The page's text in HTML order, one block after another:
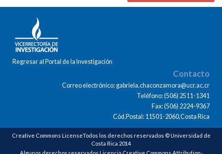
Regresar al Portal de la Investigación
Contacto
Correo electrónico: gabriela.chaconzamora@ucr.ac.cr
Teléfono: (506) 2511-1341
Fax: (506) 2224-9367
Cód.Postal: 11501-2060,Costa Rica
Creative Commons LicenseTodos los derechos reservados © Universidad de
Costa Rica 2014